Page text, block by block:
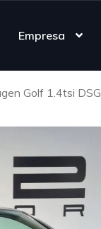
Empresa
Golf 1.4tsi DSG